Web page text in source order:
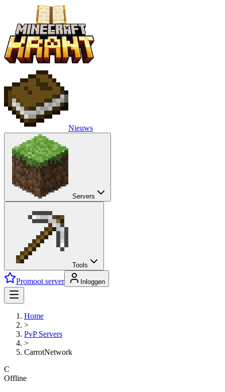
Nieuws
Servers
Tools
Promoot server Inloggen
Home
>
PvPServers
>
CarrotNetwork
C
Offline